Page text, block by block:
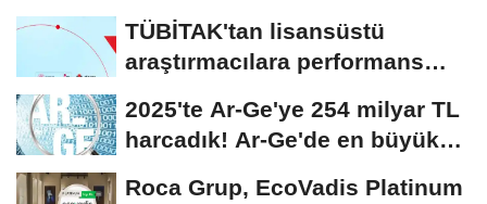
görüşmeleri tamamlandı
TÜBİTAK'tan lisansüstü
araştırmacılara performans
2025'te Ar-Ge'ye 254 milyar TL
harcadık! Ar-Ge'de en büyük
Roca Grup, EcoVadis Platinum